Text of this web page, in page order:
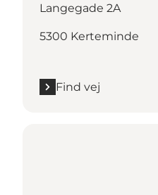
Langegade 2A
5300 Kerteminde
Find vej